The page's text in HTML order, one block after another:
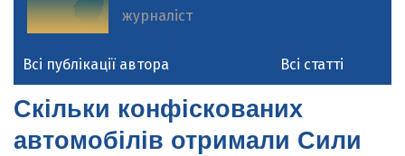
журналіст
Всі публікації автора Всі статті
Скільки конфіскованих
автомобілів отримали Сили